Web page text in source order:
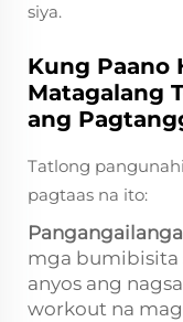
siya.
Kung Paano
Matagalang
ang
Tatlong
pagtaas na ito:
mga bumibisita
anyos ang
workout na